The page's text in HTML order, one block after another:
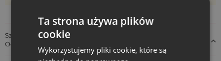
Szczegóły dotyczące zgodności produktu z przepisami:
Odpowiedzialność za produkt
Ta strona używa plików
cookie
Wykorzystujemy pliki cookie, które są